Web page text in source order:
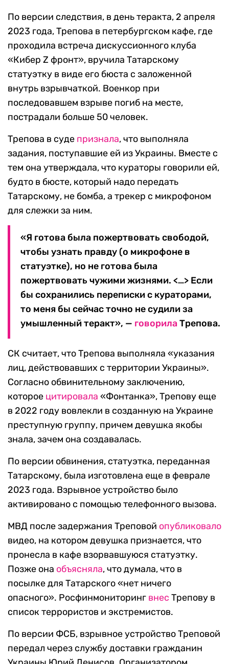
По версии следствия, в день теракта, 2 апреля
2023 года, Трепова в петербургском кафе, где
проходила встреча дискуссионного клуба
«Кибер Z фронт», вручила Татарскому
статуэтку в виде его бюста с заложенной
внутрь взрывчаткой. Военкор при
последовавшем взрыве погиб на месте,
пострадали больше 50 человек.
Трепова в суде признала, что выполняла
задания, поступавшие ей из Украины. Вместе с
тем она утверждала, что кураторы говорили ей,
будто в бюсте, который надо передать
Татарскому, не бомба, а трекер с микрофоном
для слежки за ним.
«Я готова была пожертвовать свободой,
чтобы узнать правду (о микрофоне в
статуэтке), но не готова была
пожертвовать чужими жизнями. <…> Если
бы сохранились переписки с кураторами,
то меня бы сейчас точно не судили за
умышленный теракт», — говорилаТрепова.
СК считает, что Трепова выполняла «указания
лиц, действовавших с территории Украины».
Согласно обвинительному заключению,
которое цитировала «Фонтанка», Трепову еще
в 2022 году вовлекли в созданную на Украине
преступную группу, причем девушка якобы
знала, зачем она создавалась.
По версии обвинения, статуэтка, переданная
Татарскому, была изготовлена еще в феврале
2023 года. Взрывное устройство было
активировано с помощью телефонного вызова.
МВД после задержания Треповой опубликовало
видео, на котором девушка признается, что
пронесла в кафе взорвавшуюся статуэтку.
Позже она объясняла, что думала, что в
посылке для Татарского «нет ничего
опасного». Росфинмониторинг внес Трепову в
список террористов и экстремистов.
По версии ФСБ, взрывное устройство Треповой
передал через службу доставки гражданин